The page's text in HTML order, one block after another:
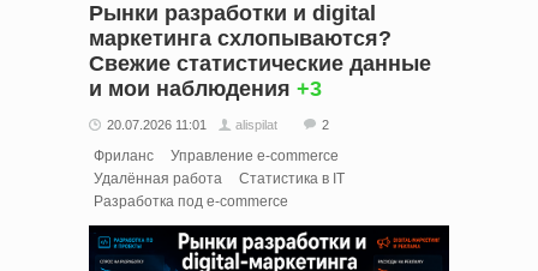
Рынки разработки и digital
маркетинга схлопываются?
Свежие статистические данные
и мои наблюдения +3
20.07.2026 11:01 alispilat 2
Фриланс
Управление e-commerce
Удалённая работа
Статистика в IT
Разработка под e-commerce